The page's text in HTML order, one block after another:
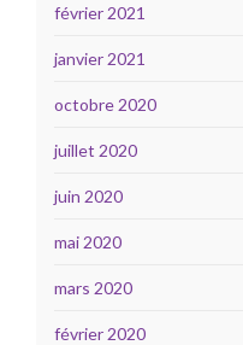
février 2021
janvier 2021
octobre 2020
juillet 2020
juin 2020
mai 2020
mars 2020
février 2020